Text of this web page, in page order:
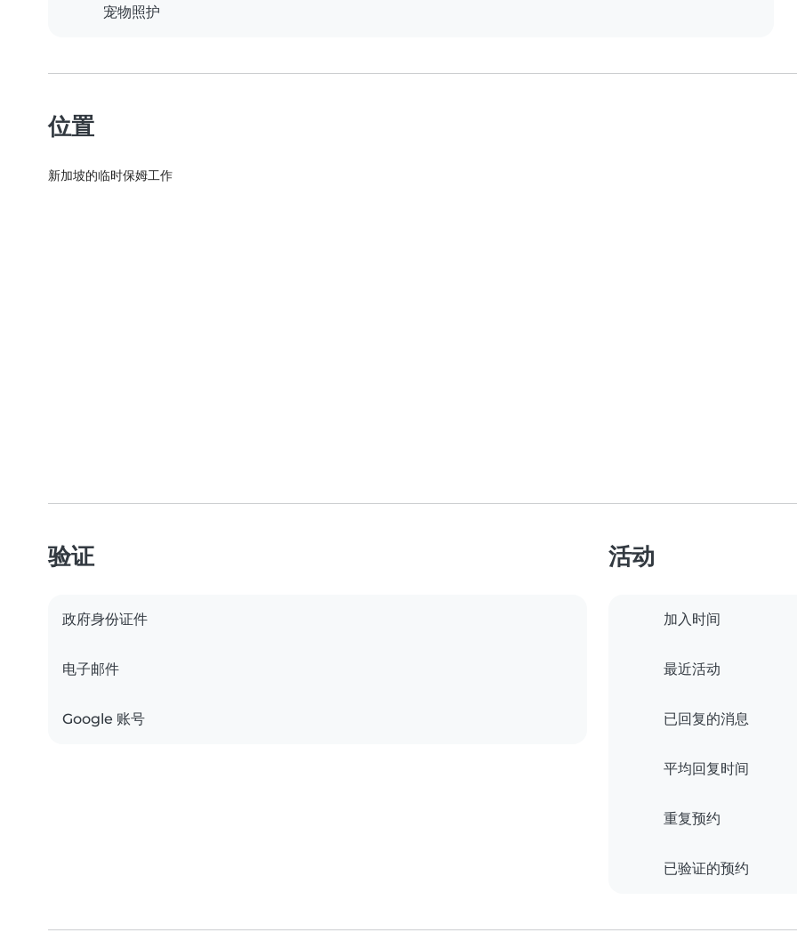
宠物照护
位置
新加坡的临时保姆工作
验证
政府身份证件
电子邮件
Google 账号
活动
加入时间
最近活动
已回复的消息
平均回复时间
重复预约
已验证的预约